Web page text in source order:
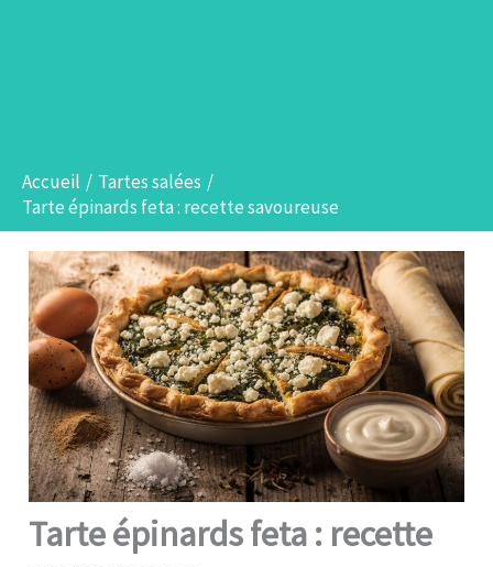
Accueil
Tartes salées
Tarte épinards feta : recette savoureuse
Tarte épinards feta : recette